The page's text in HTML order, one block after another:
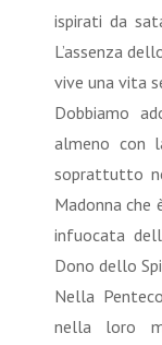
ispirati da
L’assenza
vive una vita
Dobbiamo
almeno con
soprattutto
Madonna che
infuocata
Dono dello
Nella
nella loro